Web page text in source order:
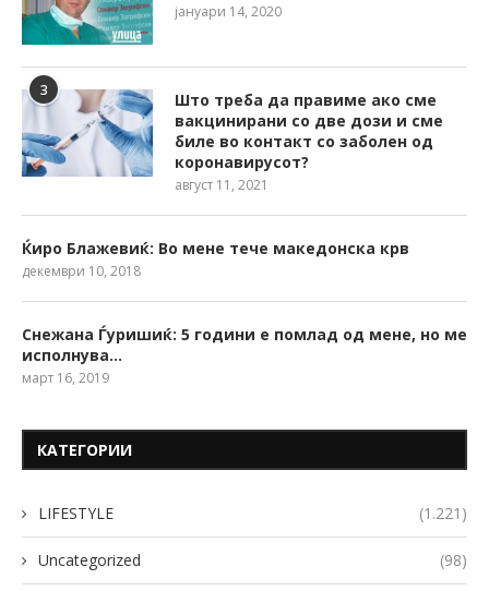
јануари 14, 2020
3
Што треба да правиме ако сме
вакцинирани со две дози и сме
биле во контакт со заболен од
коронавирусот?
август 11, 2021
Ќиро Блажевиќ: Во мене тече македонска крв
декември 10, 2018
Снежана Ѓуришиќ: 5 години е помлад од мене, но ме
исполнува…
март 16, 2019
КАТЕГОРИИ
LIFESTYLE (1.221)
Uncategorized (98)